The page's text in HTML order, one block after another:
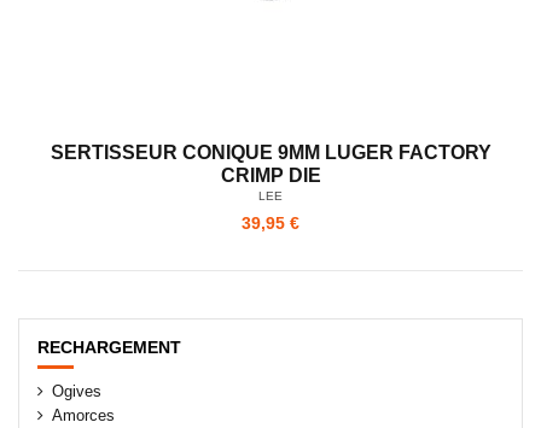
SERTISSEUR CONIQUE 9MM LUGER FACTORY
CRIMP DIE
LEE
39,95 €
RECHARGEMENT
Ogives
Amorces